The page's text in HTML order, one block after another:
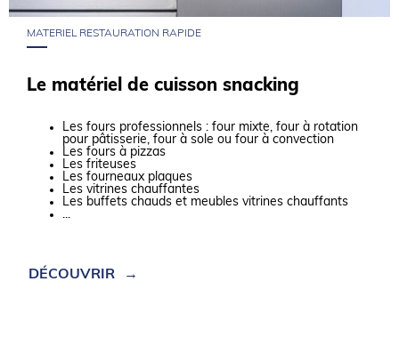
MATERIEL RESTAURATION RAPIDE
Le matériel de cuisson snacking
Les fours professionnels : four mixte, four à rotation
pour pâtisserie, four à sole ou four à convection
Les fours à pizzas
Les friteuses
Les fourneaux plaques
Les vitrines chauffantes
Les buffets chauds et meubles vitrines chauffants
...
DÉCOUVRIR